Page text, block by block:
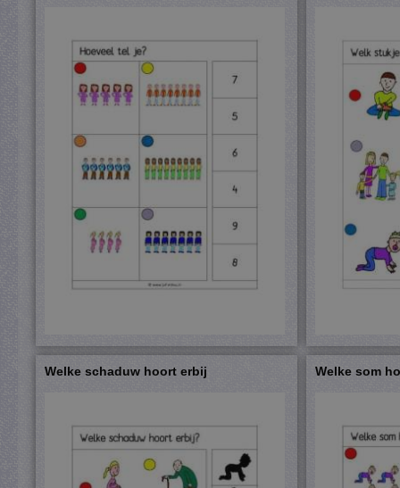
Welke schaduw hoort erbij Welke som